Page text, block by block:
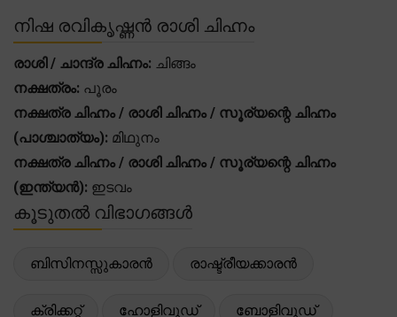
നിഷ രവികൃഷ്ണൻ രാശി ചിഹ്നം
രാശി / ചാന്ദ്ര ചിഹ്നം: ചിങ്ങം
നക്ഷത്രം: പൂരം
നക്ഷത്ര ചിഹ്നം / രാശി ചിഹ്നം / സൂര്യന്റെ ചിഹ്നം
(പാശ്ചാത്യം): മിഥുനം
നക്ഷത്ര ചിഹ്നം / രാശി ചിഹ്നം / സൂര്യന്റെ ചിഹ്നം
(ഇന്ത്യൻ): ഇടവം
കൂടുതൽ വിഭാഗങ്ങൾ
ബിസിനസ്സുകാരൻ രാഷ്ട്രീയക്കാരൻ
ക്രിക്കറ്റ് ഹോളിവുഡ് ബോളിവുഡ്